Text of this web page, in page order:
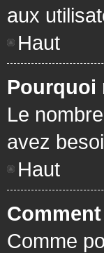
aux
Haut
Pourquoi
Le
avez
Haut
Comme